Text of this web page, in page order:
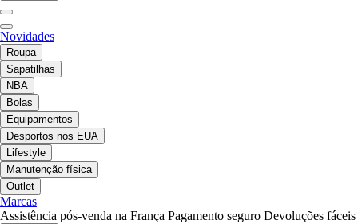
Novidades
Roupa
Sapatilhas
NBA
Bolas
Equipamentos
Desportos nos EUA
Lifestyle
Manutenção física
Outlet
Marcas
Assistência pós-venda na França Pagamento seguro Devoluções fáceis